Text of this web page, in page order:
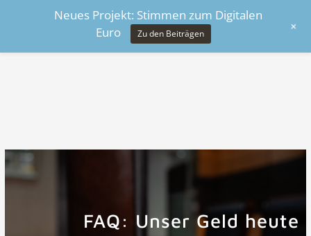
FAQ: Unser Geld heute
Neues Projekt: Stimmen zum Digitalen
Euro
Zu den Beiträgen +